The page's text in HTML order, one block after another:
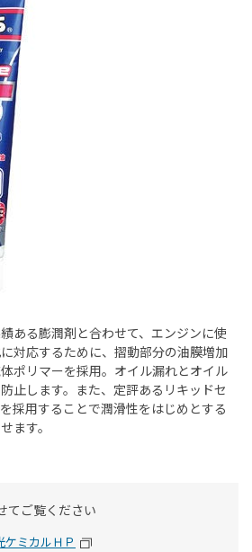
ある膨潤剤と合わせて、エンジンに使
対応するために、摺動部分の油膜増加
ポリマーを採用。オイル漏れとオイル
止します。また、定評あるリキッドセ
採用することで潤滑性をはじめとする
ます。
てご覧ください
ミカルＨＰ